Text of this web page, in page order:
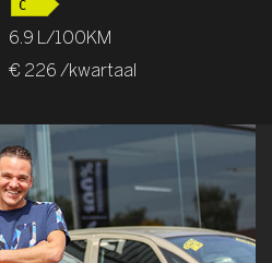
6.9 L/100KM
€ 226 /kwartaal